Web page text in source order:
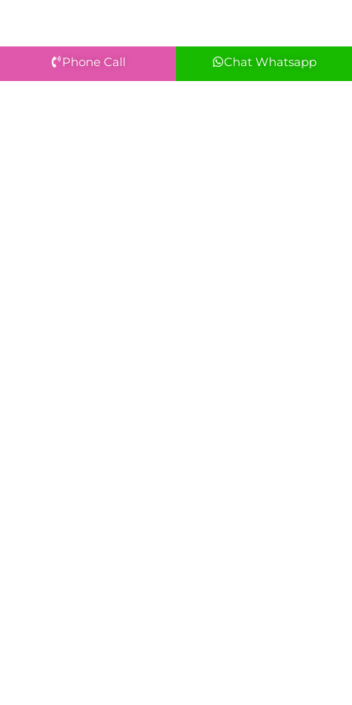
Phone Call Chat Whatsapp